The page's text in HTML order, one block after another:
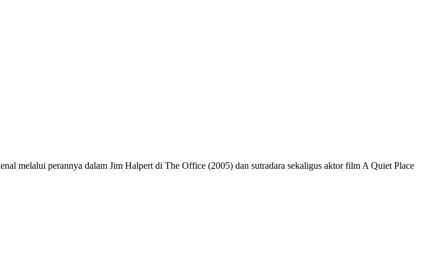
melalui perannya dalam Jim Halpert di The Office (2005) dan sutradara sekaligus aktor film A Quiet Place